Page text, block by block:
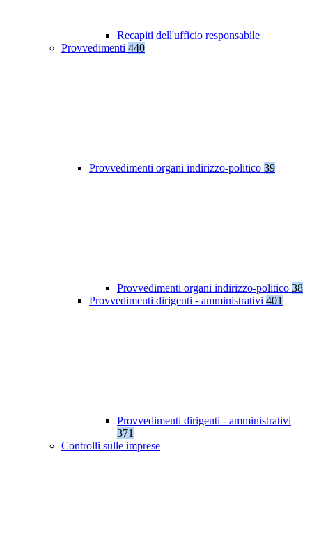
Recapiti dell'ufficio responsabile
Provvedimenti 440
Provvedimenti organi indirizzo-politico 39
Provvedimenti organi indirizzo-politico 38
Provvedimenti dirigenti - amministrativi 401
Provvedimenti dirigenti - amministrativi
371
Controlli sulle imprese